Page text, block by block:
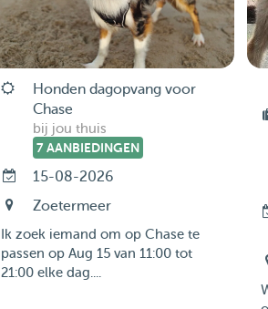
Honden dagopvang voor
Chase
bij jou thuis
7 AANBIEDINGEN
15-08-2026
Zoetermeer
Ik zoek iemand om op Chase te
passen op Aug 15 van 11:00 tot
21:00 elke dag....